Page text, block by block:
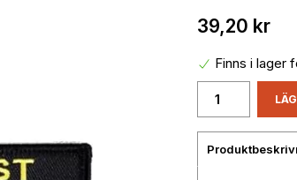
39,20 kr
Finns i lager